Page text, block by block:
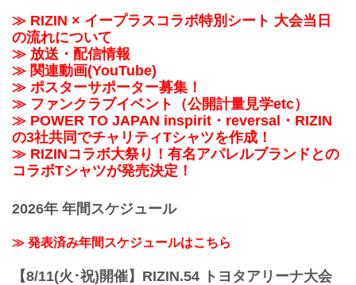
≫ RIZIN × イープラスコラボ特別シート 大会当日
の流れについて
≫ 放送・配信情報
≫ 関連動画(YouTube)
≫ ポスターサポーター募集！
≫ ファンクラブイベント（公開計量見学etc）
≫ POWER TO JAPAN inspirit・reversal・RIZIN
の3社共同でチャリティTシャツを作成！
≫ RIZINコラボ大祭り！有名アパレルブランドとの
コラボTシャツが発売決定！
2026年 年間スケジュール
≫ 発表済み年間スケジュールはこちら
【8/11(火･祝)開催】RIZIN.54 トヨタアリーナ大会